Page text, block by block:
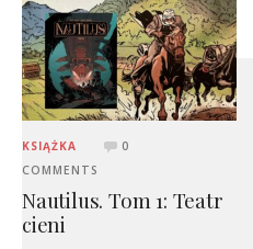
KSIĄŻKA
0
COMMENTS
Nautilus. Tom 1: Teatr
cieni